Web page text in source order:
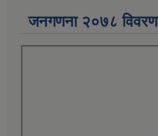
जनगणना २०७८ विवरण